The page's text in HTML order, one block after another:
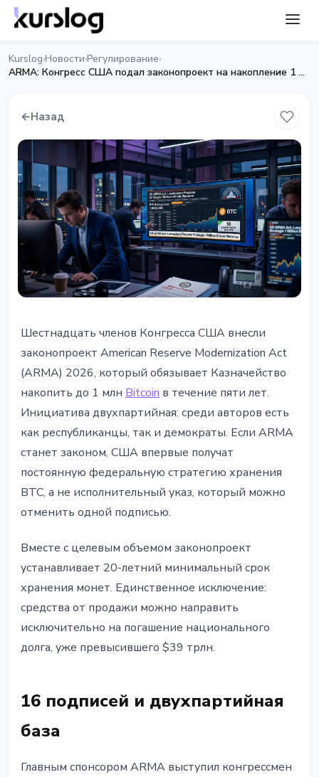
Kurslog›Новости›Регулирование›
ARMA: Конгресс США подал законопроект на накопление 1 млн Bitcoin за 5 лет
←Назад
ARMA: Конгресс США хочет
закрепить Bitcoin-резерв на 1
млн BTC в законе
22 мая 2026 г.4 мин чтения
Наталия Дорофеева
Шестнадцать членов Конгресса США внесли
законопроект American Reserve Modernization Act
(ARMA) 2026, который обязывает Казначейство
накопить до 1 млн Bitcoin в течение пяти лет.
Инициатива двухпартийная: среди авторов есть
как республиканцы, так и демократы. Если ARMA
станет законом, США впервые получат
постоянную федеральную стратегию хранения
BTC, а не исполнительный указ, который можно
отменить одной подписью.
Вместе с целевым объемом законопроект
устанавливает 20-летний минимальный срок
хранения монет. Единственное исключение:
средства от продажи можно направить
исключительно на погашение национального
долга, уже превысившего $39 трлн.
16 подписей и двухпартийная
база
Главным спонсором ARMA выступил конгрессмен